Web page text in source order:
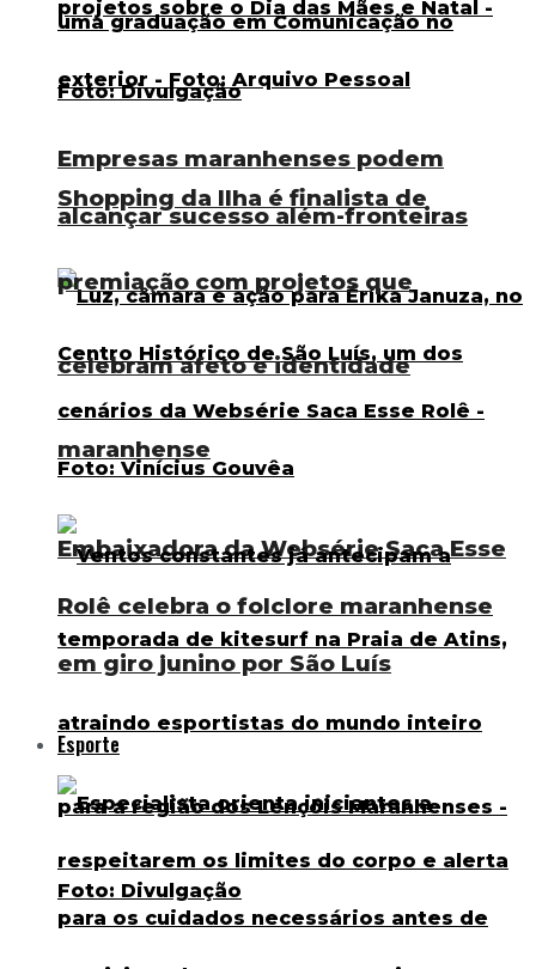
Empresas maranhenses podem
alcançar sucesso além-fronteiras
Embaixadora da Websérie Saca Esse
Rolê celebra o folclore maranhense
em giro junino por São Luís
Esporte
Shopping da Ilha é finalista de
premiação com projetos que
celebram afeto e identidade
maranhense